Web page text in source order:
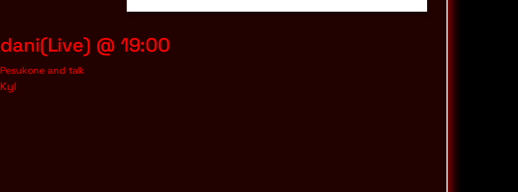
dani(Live) @ 19:00
Pesukone and talk
Kyl